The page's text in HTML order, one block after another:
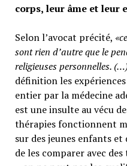
corps, leur âme et leur
Selon l’avocat précité,
sont rien d’autre que le
religieuses personnelles.
définition les
entier par la médecine
est une insulte au vécu
thérapies fonctionnent
sur des jeunes enfants et
de les comparer avec